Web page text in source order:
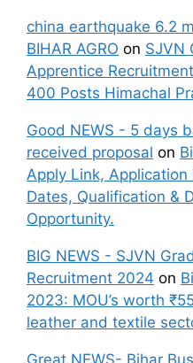
china earthquake 6.2
BIHAR AGRO on SJVN
Apprentice
400 Posts Himachal
Good NEWS - 5 days
received proposal on
Apply Link, Application
Dates, Qualification &
Opportunity.
BIG NEWS - SJVN
Recruitment 2024 on
2023: MOU’s worth
leather and textile